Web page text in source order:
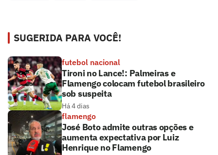
SUGERIDA PARA VOCÊ!
futebol nacional
Tironi no Lance!: Palmeiras e
Flamengo colocam futebol brasileiro
sob suspeita
Há 4 dias
flamengo
José Boto admite outras opções e
aumenta expectativa por Luiz
Henrique no Flamengo